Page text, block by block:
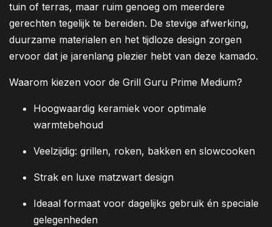
tuin of terras, maar ruim genoeg om meerdere
gerechten tegelijk te bereiden. De stevige afwerking,
duurzame materialen en het tijdloze design zorgen
ervoor dat je jarenlang plezier hebt van deze kamado.
Waarom kiezen voor de Grill Guru Prime Medium?
Hoogwaardig keramiek voor optimale
warmtebehoud
Veelzijdig: grillen, roken, bakken en slowcooken
Strak en luxe matzwart design
Ideaal formaat voor dagelijks gebruik én speciale
gelegenheden